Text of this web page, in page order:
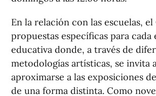
En la relación con las escuelas,
propuestas específicas para cada
educativa donde, a través de
metodologías artísticas, se invita
aproximarse a las exposiciones
de una forma distinta. Como